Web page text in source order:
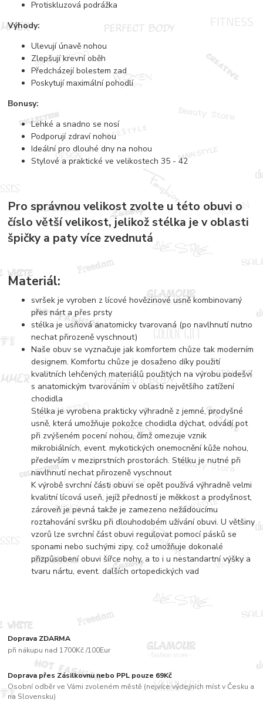
Doprava ZDARMA
při nákupu nad 1700Kč /100Eur
Doprava přes Zásilkovnu nebo PPL pouze 69Kč
Osobní odběr ve Vámi zvoleném městě (nejvíce výdejních míst v Česku a
na Slovensku)
Protiskluzová podrážka
Výhody:
Ulevují únavě nohou
Zlepšují krevní oběh
Předcházejí bolestem zad
Poskytují maximální pohodlí
Bonusy:
Lehké a snadno se nosí
Podporují zdraví nohou
Ideální pro dlouhé dny na nohou
Stylové a praktické ve velikostech 35 - 42
Pro správnou velikost zvolte u této obuvi o
číslo větší velikost, jelikož stélka je v oblasti
špičky a paty více zvednutá
Materiál:
svršek je vyroben z lícové hovězinové usně kombinovaný
přes nárt a přes prsty
stélka je usňová anatomicky tvarovaná (po navlhnutí nutno
nechat přirozeně vyschnout)
Naše obuv se vyznačuje jak komfortem chůze tak moderním
designem. Komfortu chůze je dosaženo díky použití
kvalitních lehčených materiálů použitých na výrobu podešví
s anatomickým tvarováním v oblasti největšího zatížení
chodidla
Stélka je vyrobena prakticky výhradně z jemné, prodyšné
usně, která umožňuje pokožce chodidla dýchat, odvádí pot
při zvýšeném pocení nohou, čímž omezuje vznik
mikrobiálních, event. mykotických onemocnění kůže nohou,
především v meziprstních prostorách. Stélku je nutné při
navlhnutí nechat přirozeně vyschnout
K výrobě svrchní části obuvi se opět používá výhradně velmi
kvalitní lícová useň, jejíž předností je měkkost a prodyšnost,
zároveň je pevná takže je zamezeno nežádoucímu
roztahování svršku při dlouhodobém užívání obuvi. U většiny
vzorů lze svrchní část obuvi regulovat pomocí pásků se
sponami nebo suchými zipy, což umožňuje dokonalé
přizpůsobení obuvi šířce nohy, a to i u nestandartní výšky a
tvaru nártu, event. dalších ortopedických vad